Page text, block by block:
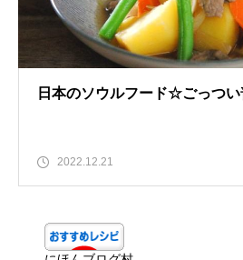
日本のソウルフード☆ごっつ
2022.12.21